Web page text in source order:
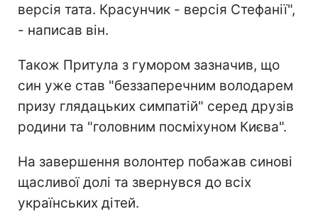
версія тата. Красунчик - версія Стефанії",
- написав він.
Також Притула з гумором зазначив, що
син уже став "беззаперечним володарем
призу глядацьких симпатій" серед друзів
родини та "головним посміхуном Києва".
На завершення волонтер побажав синові
щасливої долі та звернувся до всіх
українських дітей.